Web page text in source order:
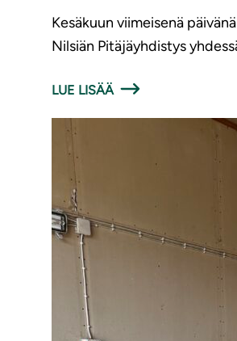
Kesäkuun viimeisenä
Nilsiän Pitäjäyhdistys
LUE LISÄÄ